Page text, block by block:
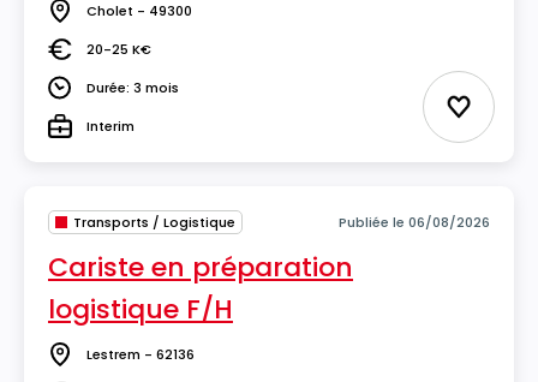
Lieu Cholet - 49300
Salaire20-25 K€
DuréeDurée: 3 mois
TypeInterim Ajouter
Transports / Logistique Publiée le 06/08/2026
Cariste en préparation
logistique F/H
Lieu Lestrem - 62136